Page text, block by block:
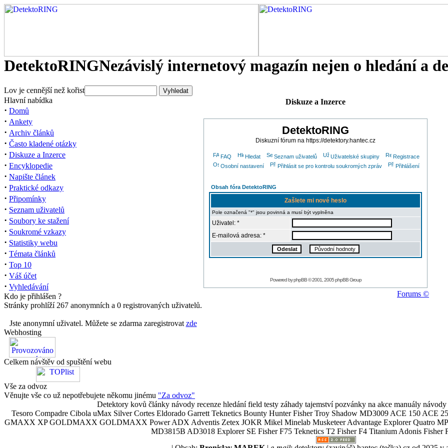
DetektoRINGNezávislý internetový magazín nejen o hledání a
Lov je cennější než kořist
Hlavní nabídka
· Domů
· Ankety
· Archiv článků
· Často kladené otázky
· Diskuze a Inzerce
· Encyklopedie
· Napište článek
· Praktické odkazy
· Připomínky
· Seznam uživatelů
· Soubory ke stažení
· Soukromé vzkazy
· Statistiky webu
· Témata článků
· Top 10
· Váš účet
· Vyhledávání
Kdo je přihlášen ?
Stránky prohlíží 267 anonymních a 0 registrovaných uživatelů.
Jste anonymní uživatel. Můžete se zdarma zaregistrovat zde
Webhosting
Celkem návštěv od spuštění webu
Vše za odvoz
Věnujte vše co už nepotřebujete někomu jinému "Za odvoz"
Diskuze a Inzerce
DetektoRING
Diskuzní fórum na https://detektory.hantec.cz
FAQ Hledat Seznam uživatelů Uživatelské skupiny
Registrace
Osobní nastavení
Přihlásit se pro kontrolu soukromých zpráv Přihlášení
Obsah fóra DetektoRING
Zašlete mi nové heslo
Pole označená "*" jsou povinná a musí být vyplněna
Uživatel: *
E-mailová adresa: *
Powered byphpBB© 2001, 2005 phpBB Group
Forums ©
Detektory kovů články návody recenze hledání field testy záhady tajemství pozvánky na akce manuály
Tesoro Compadre Cibola uMax Silver Cortes Eldorado Garrett Teknetics Bounty Hunter Fisher Troy Shadow MD3009 ACE 150 ACE
GMAXX XP GOLDMAXX GOLDMAXX Power ADX Adventis Zetex JOKR Mikel Minelab Musketeer Advantage Explorer Quatro
MD3815B AD3018 Explorer SE Fisher F75 Teknetics T2 Fisher F4 Titanium Adonis Fisher